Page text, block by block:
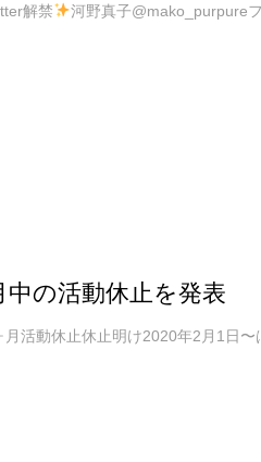
解禁
河野真子@mako_purpure
の活動休止を発表
活動休止休止明け2020年2月1日〜